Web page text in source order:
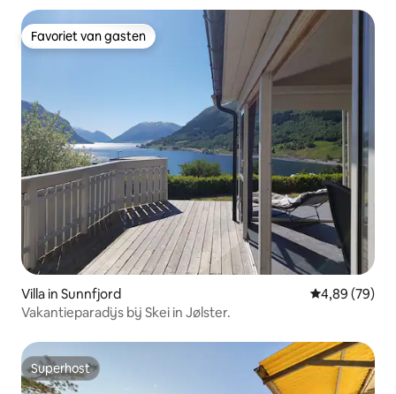
Favoriet van gasten
Favoriet van gasten
Villa in Sunnfjord Gemiddelde
4,89 (79)
Vakantieparadijs bij Skei in Jølster.
Superhost
Superhost